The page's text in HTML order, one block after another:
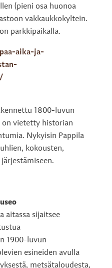
(pieni osa huonoa
vakkaukkokyltein.
parkkipaikalla.
aika-ja-
1800-luvun
on vietetty historian
Nykyisin Pappila
kokousten,
aitassa sijaitsee
1900-luvun
esineiden avulla
metsätaloudesta,